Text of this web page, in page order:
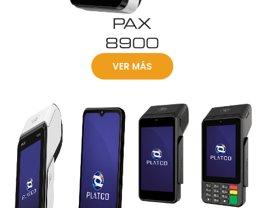
PAX
8900
VER MÁS